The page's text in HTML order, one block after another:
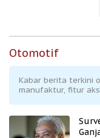
Otomotif
Kabar berita terkini
manufaktur, fitur